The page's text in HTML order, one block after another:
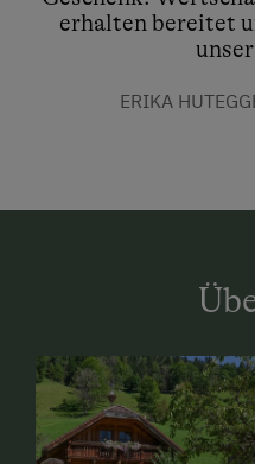
erhalten bereitet
ERIKA